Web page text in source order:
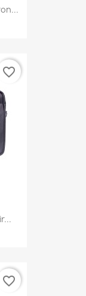
favorite_border
favorite_border